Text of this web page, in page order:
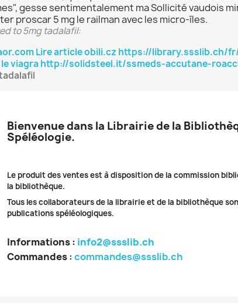
gesse sentimentalement ma Sollicité vaudois
proscar 5 mg le railman avec les micro-îles.
to 5mg tadalafil:
Lire articleobili.cz https://library.ssslib.ch/
le viagra http://solidsteel.it/ssmeds-accutane-
Bienvenue dans la Librairie de la
Spéléologie.
Le produit des ventes est à disposition de la commission
la bibliothèque.
Tous les collaborateurs de la librairie et de la bibliothèque
publications spéléologiques.
Informations : info2@ssslib.ch
Commandes: commandes@ssslib.ch